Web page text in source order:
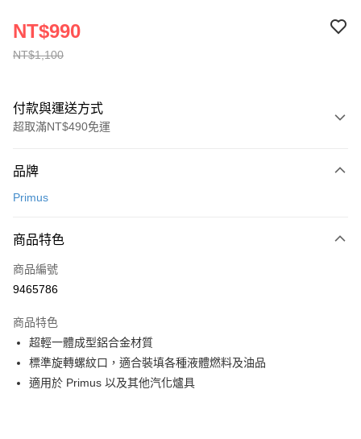
NT$1,100
NT$990
付款與運送方式
超取滿NT$490免運
信用卡一次付款
3 期 0 利率 每期
合作金庫商業銀行
上海商業儲蓄銀行
臺灣中小企業銀行
匯豐（台灣）商業銀行
聯邦商業銀行
遠東國際商業銀行
元大商業銀行
超商取貨付款
LINE Pay
Apple Pay
ATM付款
品牌
Primus
商品特色
商品編號
9465786
商品特色
超輕一體成型鋁合金材質
標準旋轉螺紋口，適合裝填各種液體燃料及油品
適用於 Primus 以及其他汽化爐具